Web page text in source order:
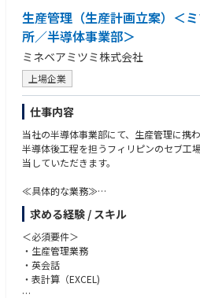
生産管理（生産計画立案）＜
所／半導体事業部＞
ミネベアミツミ株式会社
上場企業
仕事内容
当社の半導体事業部にて、生産管理に携
半導体後工程を担うフィリピンのセブ工
当していただきます。
≪具体的な業務≫
（１）得意先の予測情報・受注情報の入手
（２）在庫情報、工程仕掛り情報の入手、
（３）上記情報を踏まえて生産計画の立案
（４）部材手配、輸出入業務
≪やりがい≫
半導体事業は、成長分野の一つとして、
求める経験 / スキル
＜必須要件＞
・生産管理業務
・英会話
・表計算（EXCEL)